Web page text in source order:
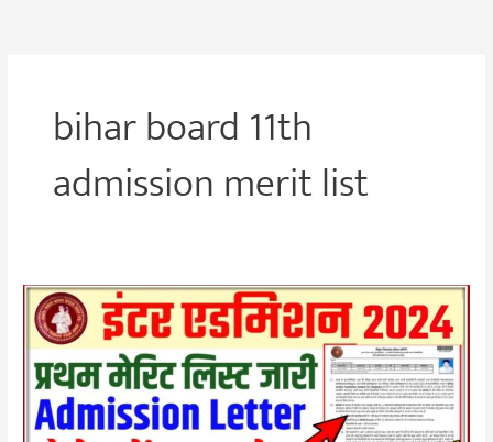
bihar board 11th
admission merit list
Bihar
Board
11th
First
Merit
List